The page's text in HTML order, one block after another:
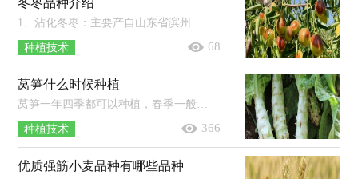
冬枣品种介绍
1、沾化冬枣：主要产自山东省滨州市沾化区，果实中等偏大，果皮薄而脆，果肉细嫩多汁。2、大荔冬枣：陕西省渭南市大荔县的特产，果个大，果皮薄...
种植技术 68
莴笋什么时候种植
莴笋一年四季都可以种植，春季一般在2-3月份种植，此时种植成活率较高；夏季一般在6-7月份种植，种植后需要用遮阳网防晒；秋季一般在8-9月...
种植技术 366
优质强筋小麦品种有哪些品种